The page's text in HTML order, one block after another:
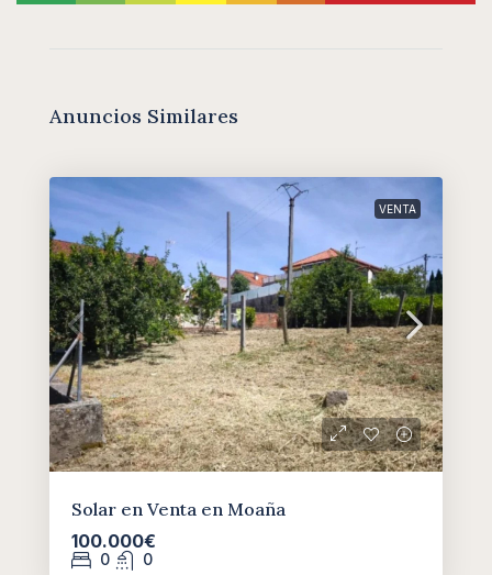
Anuncios Similares
VENTA
Solar en Venta en Moaña
100.000€
0 0